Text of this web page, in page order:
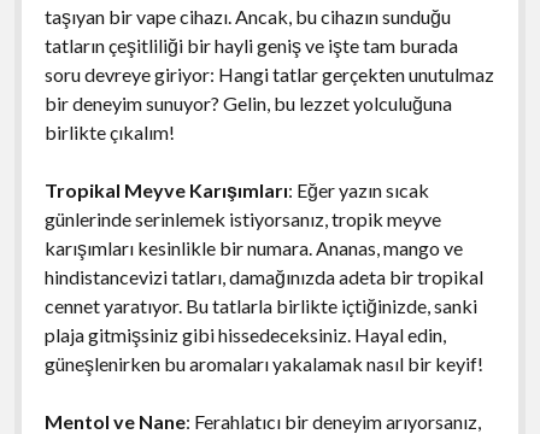
taşıyan bir vape cihazı. Ancak, bu cihazın sunduğu
tatların çeşitliliği bir hayli geniş ve işte tam burada
soru devreye giriyor: Hangi tatlar gerçekten unutulmaz
bir deneyim sunuyor? Gelin, bu lezzet yolculuğuna
birlikte çıkalım!
Tropikal Meyve Karışımları: Eğer yazın sıcak
günlerinde serinlemek istiyorsanız, tropik meyve
karışımları kesinlikle bir numara. Ananas, mango ve
hindistancevizi tatları, damağınızda adeta bir tropikal
cennet yaratıyor. Bu tatlarla birlikte içtiğinizde, sanki
plaja gitmişsiniz gibi hissedeceksiniz. Hayal edin,
güneşlenirken bu aromaları yakalamak nasıl bir keyif!
Mentol ve Nane: Ferahlatıcı bir deneyim arıyorsanız,